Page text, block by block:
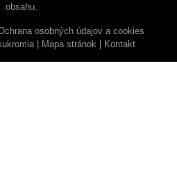
obsahu.
osobných údajov a cookies
Mapa stránok Kontakt